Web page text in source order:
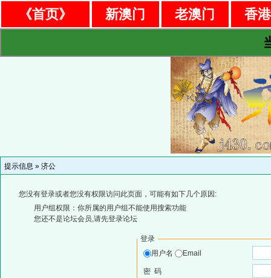
《首页》 新澳门 老澳门
香
提示信息 » 济公
您没有登录或者您没有权限访问此页面，可能有如下几个原因:
用户组权限：你所属的用户组不能使用搜索功能
您还不是论坛会员,请先登录论坛
登录
用户名
Email
密 码